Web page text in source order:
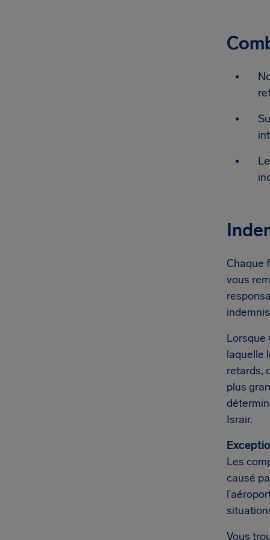
Chaque
vous
Lorsque
laquelle
retards,
plus
Israir.
Les
causé
Vous